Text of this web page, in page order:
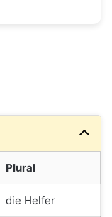
Plural
die Helfer